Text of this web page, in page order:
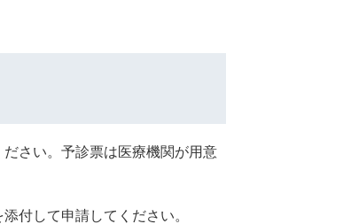
さい。予診票は医療機関が用意
付して申請してください。